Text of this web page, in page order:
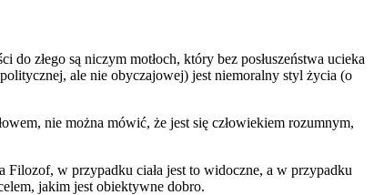
złego są niczym motłoch, który bez posłuszeństwa ucieka
ale nie obyczajowej) jest niemoralny styl życia (o
nie można mówić, że jest się człowiekiem rozumnym,
Filozof, w przypadku ciała jest to widoczne, a w przypadku
jakim jest obiektywne dobro.